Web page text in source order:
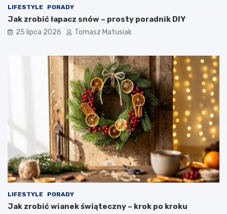
LIFESTYLE PORADY
Jak zrobić łapacz snów – prosty poradnik DIY
25 lipca 2026 Tomasz Matusiak
LIFESTYLE PORADY
Jak zrobić wianek świąteczny – krok po kroku